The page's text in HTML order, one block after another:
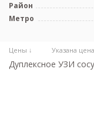
Район
Метро
Цены ↓ Указана
Дуплексное УЗИ